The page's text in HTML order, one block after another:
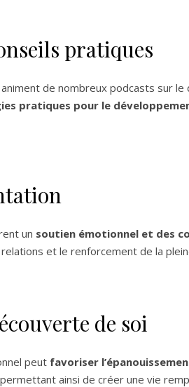
pratiques
de nombreux podcasts sur
pratiques pour le
un soutien émotionnel et des
et le renforcement de la
de soi
peut favoriser
ainsi de créer une vie